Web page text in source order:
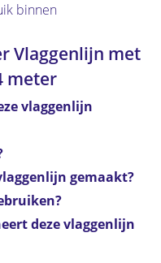
binnen
Vlaggenlijn met
meter
vlaggenlijn
gemaakt?
deze vlaggenlijn